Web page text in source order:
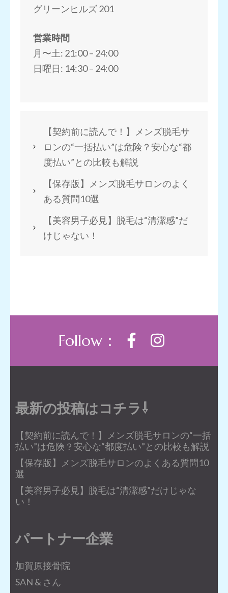
グリーンヒルズ 201
営業時間
月〜土: 21:00 – 24:00
日曜日: 14:30 – 24:00
【契約前に読んで！】メンズ脱毛サ
ロンの“一括払い”は危険？安心な“都
度払い”との比較も解説
【保存版】メンズ脱毛サロンのよく
ある質問10選
【美容男子必見】脱毛は“清潔感”だ
けじゃない！
Follow：
最新の投稿はコチラ⇩
【契約前に読んで！】メンズ脱毛サロンの“一括
払い”は危険？安心な“都度払い”との比較も解説
【保存版】メンズ脱毛サロンのよくある質問10
選
【美容男子必見】脱毛は“清潔感”だけじゃな
い！
パートナー企業
加賀原接骨院
SAN & さん